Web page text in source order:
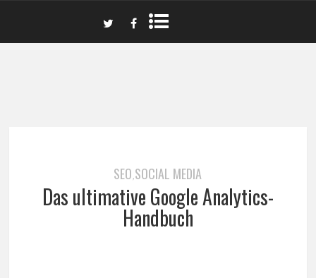
SEO,SOCIAL MEDIA
Das ultimative Google Analytics-
Handbuch